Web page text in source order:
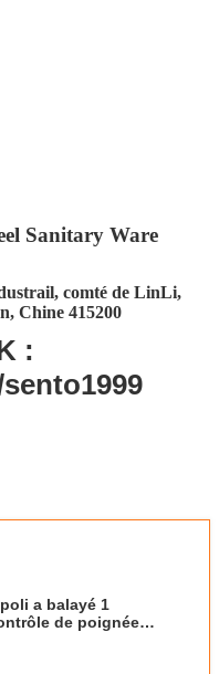
Guangzhou,
de carton
condition de
Sanitary Ware
comté de LinLi,
Chine 415200
:
a balayé 1
de poignée